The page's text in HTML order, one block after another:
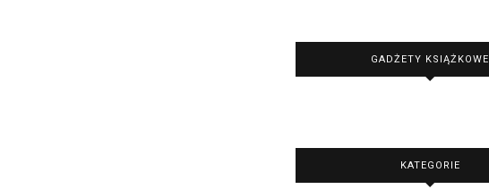
GADŻETY KSIĄŻKOWE
KATEGORIE